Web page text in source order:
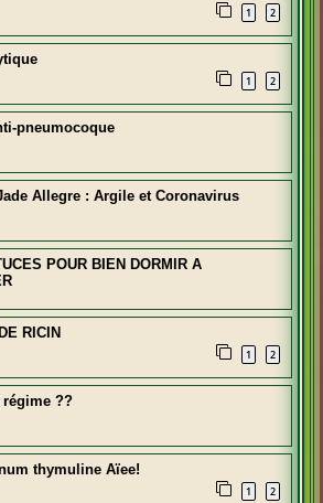
1 2
1 2
pneumocoque
Allegre : Argile et Coronavirus
POUR BIEN DORMIR A
RICIN
1 2
??
thymuline Aïee!
1 2